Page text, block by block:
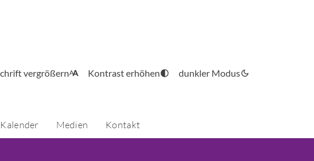
vergrößern Kontrast erhöhen dunkler Modus
Kalender Medien
Kontakt